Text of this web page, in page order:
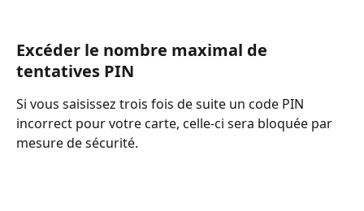
Excéder le nombre maximal de
tentatives PIN
Si vous saisissez trois fois de suite un code PIN
incorrect pour votre carte, celle-ci sera bloquée par
mesure de sécurité.